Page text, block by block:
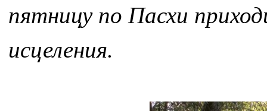
пятницу по Пасхи
исцеления.